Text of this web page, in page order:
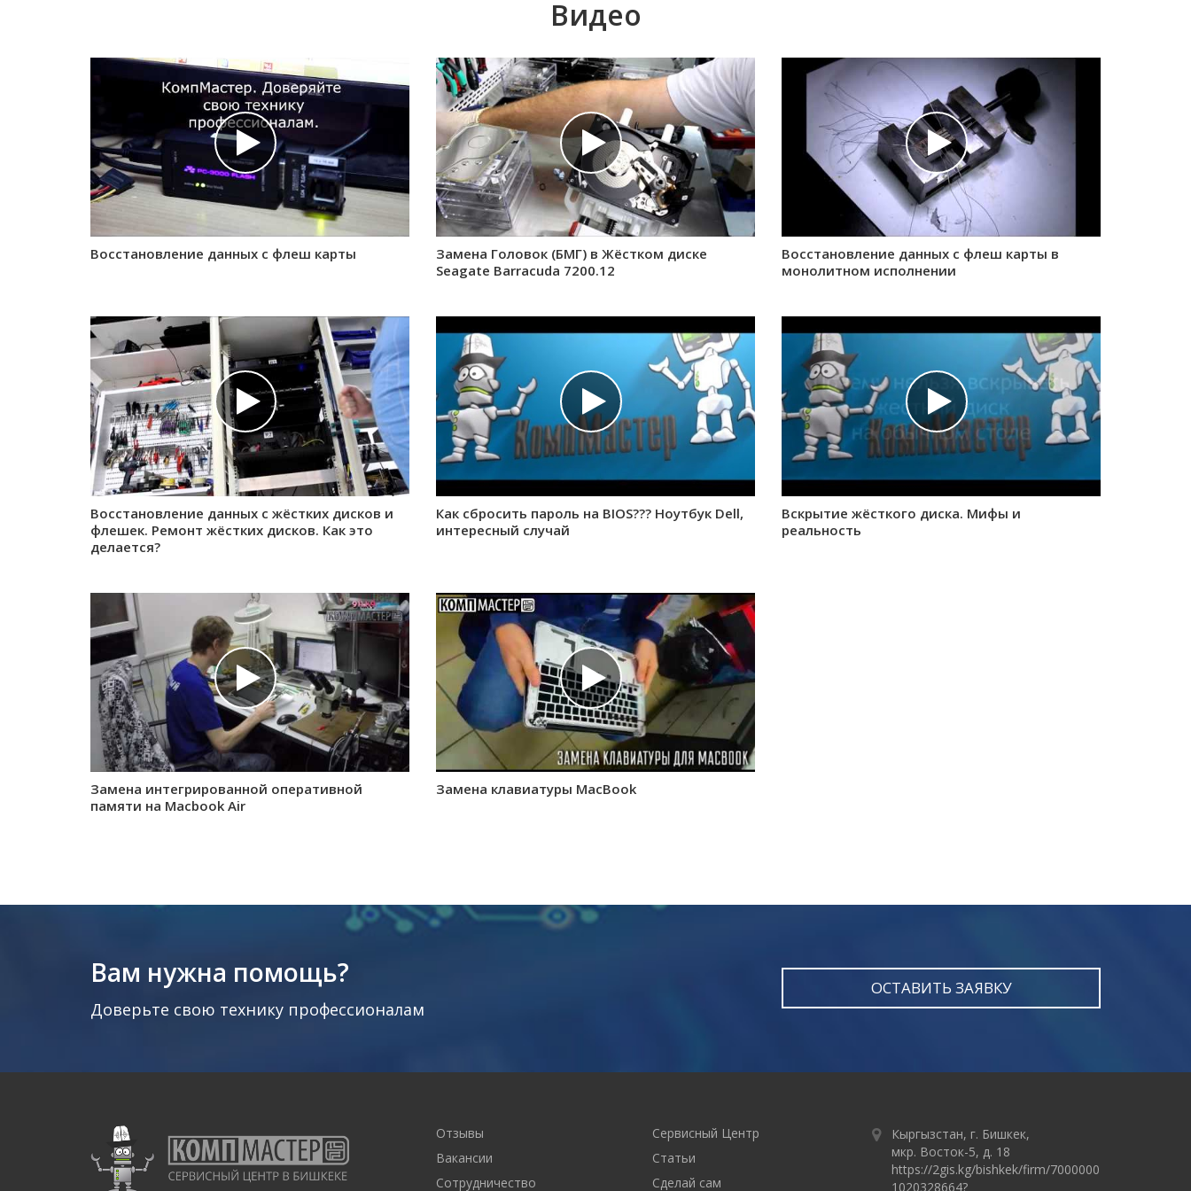
Видео
Восстановление данных с флеш карты
Замена Головок (БМГ) в Жёстком диске
Seagate Barracuda 7200.12
Восстановление данных с флеш карты в
монолитном исполнении
Восстановление данных с жёстких дисков и
флешек. Ремонт жёстких дисков. Как это
делается?
Как сбросить пароль на BIOS??? Ноутбук Dell,
интересный случай
Вскрытие жёсткого диска. Мифы и
реальность
Замена интегрированной оперативной
памяти на Macbook Air
Замена клавиатуры MacBook
Вам нужна помощь?
Доверьте свою технику профессионалам
ОСТАВИТЬ ЗАЯВКУ
Отзывы
Вакансии
Сотрудничество
Сервисный Центр
Статьи
Сделай сам
Кыргызстан, г. Бишкек,
мкр. Восток-5, д. 18
https://2gis.kg/bishkek/firm/7000000
1020328664?